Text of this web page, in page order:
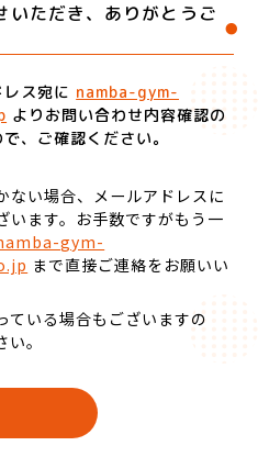
いただき、ありがとうご
ス宛に namba-gym-
より お問い合わせ内容確認の
、ご確認ください。
ない場合、メールアドレスに
ます。 お手数ですがもう一
gym-
まで直接ご連絡をお願いい
ている場合もございますの
。